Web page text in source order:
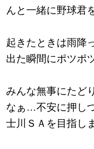
んと一緒に野球君
起きたときは雨降
出た瞬間にポツポ
みんな無事にたど
なぁ…不安に押し
士川ＳＡを目指し